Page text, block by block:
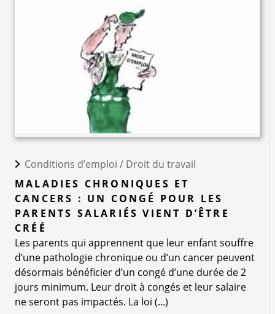
Conditions d’emploi / Droit du travail
MALADIES CHRONIQUES ET
CANCERS : UN CONGÉ POUR LES
PARENTS SALARIÉS VIENT D’ÊTRE
CRÉÉ
Les parents qui apprennent que leur enfant souffre
d’une pathologie chronique ou d’un cancer peuvent
désormais bénéficier d’un congé d’une durée de 2
jours minimum. Leur droit à congés et leur salaire
ne seront pas impactés. La loi (...)